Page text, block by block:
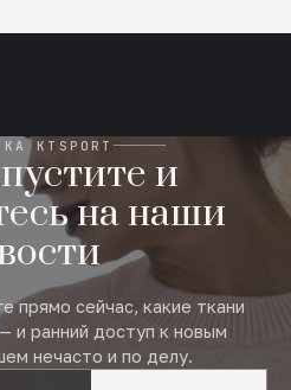
KTSPORT
и
на наши
прямо сейчас, какие ткани
и ранний доступ к новым
нечасто и по делу.